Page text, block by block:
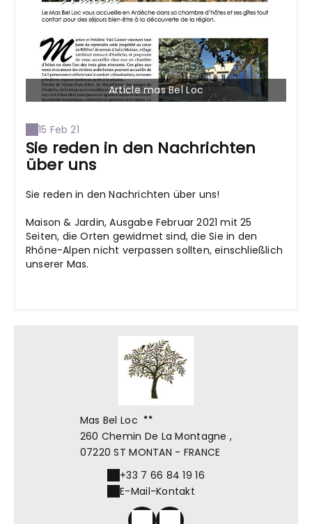
Article mas Bel Loc
15 Feb 21
Sie reden in den Nachrichten
über uns
Sie reden in den Nachrichten über uns!
Maison & Jardin, Ausgabe Februar 2021 mit 25
Seiten, die Orten gewidmet sind, die Sie in den
Rhône-Alpen nicht verpassen sollten, einschließlich
unserer Mas.
Mas Bel Loc
260 Chemin De La Montagne ,
07220 ST MONTAN - FRANCE
+33 7 66 84 19 16
E-Mail-Kontakt